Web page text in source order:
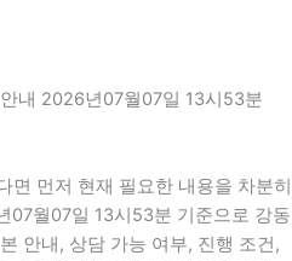
내 2026년07월07일 13시53분
면 먼저 현재 필요한 내용을 차분히
07월07일 13시53분 기준으로 강동
안내, 상담 가능 여부, 진행 조건,